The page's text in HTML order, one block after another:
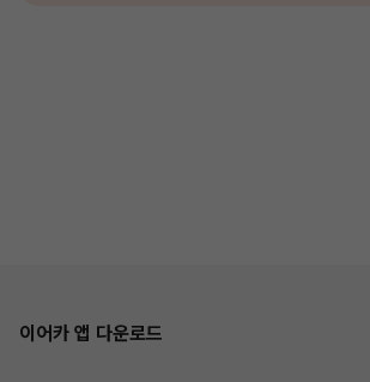
이어카 앱 다운로드